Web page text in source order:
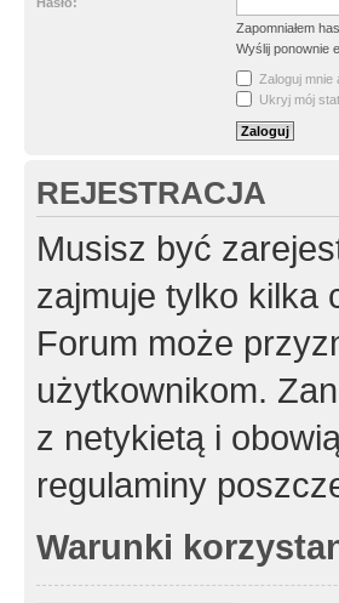
Zapomniałem
Wyślij ponownie
Zaloguj
Ukryj mój
REJESTRACJA
Musisz być
zajmuje tylko kilka
Forum może
użytkownikom.
z netykietą i
regulaminy
Warunki